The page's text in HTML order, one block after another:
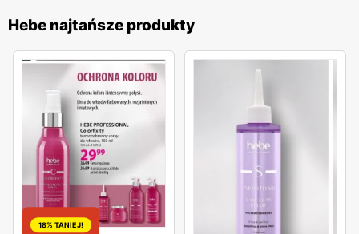
Hebe najtańsze produkty
18% TANIEJ!